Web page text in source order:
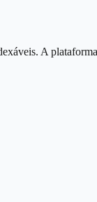
A